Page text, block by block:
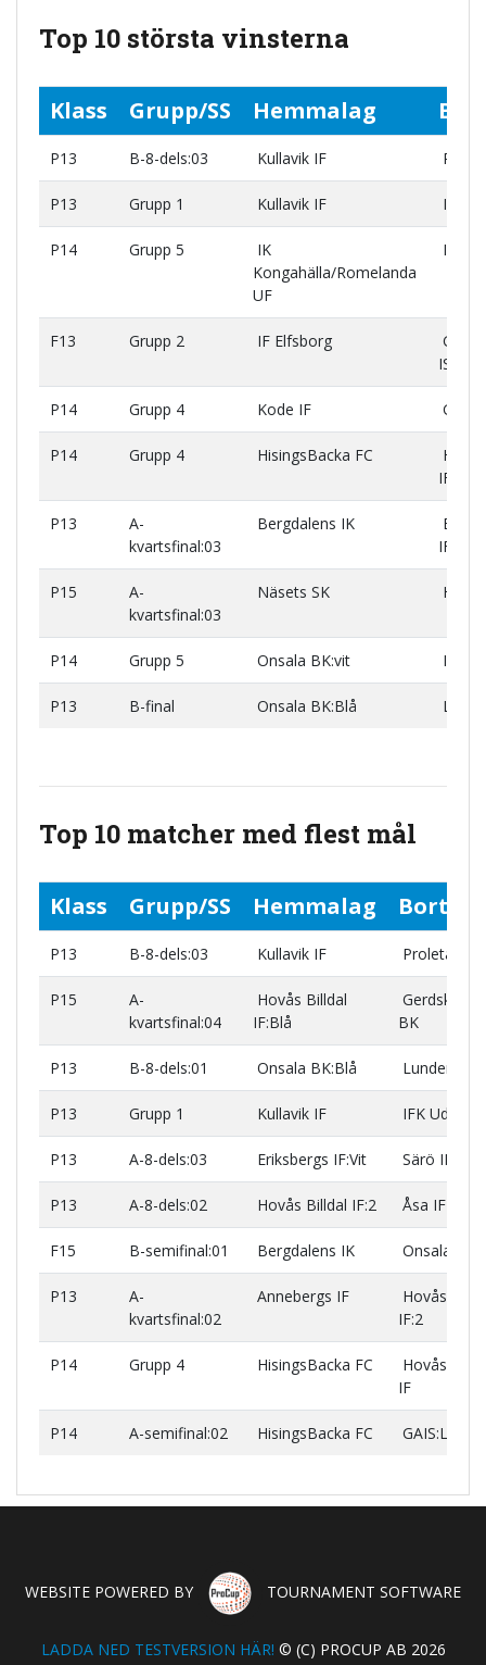
Top 10 största vinsterna
Klass Grupp/SS Hemmalag
P13 B-8-dels:03 Kullavik IF
P13 Grupp 1 Kullavik IF IFK
P14 Grupp 5
IK
Kongahälla/Romelanda
UF
IF
F13 Grupp 2 IF Elfsborg
IS:vit
P14 Grupp 4 Kode IF
P14 Grupp 4 HisingsBacka FC
IF
P13
A-
kvartsfinal:03
Bergdalens IK
IF:Vit
P15
A-
kvartsfinal:03
Näsets SK
P14 Grupp 5 Onsala BK:vit IF
P13 B-final Onsala BK:Blå
Top 10 matcher med flest mål
Klass Grupp/SS Hemmalag
P13 B-8-dels:03 Kullavik IF Proletären
P15
A-
kvartsfinal:04
Hovås Billdal
IF:Blå
Gerdskens
BK
P13 B-8-dels:01 Onsala BK:Blå Lunden
P13 Grupp 1 Kullavik IF IFK
P13 A-8-dels:03 Eriksbergs IF:Vit Särö IK
P13 A-8-dels:02 Hovås Billdal IF:2 Åsa IF
F15 B-semifinal:01 Bergdalens IK Onsala BK
P13
A-
kvartsfinal:02
Annebergs IF
Hovås
IF:2
P14 Grupp 4 HisingsBacka FC
Hovås
IF
P14 A-semifinal:02 HisingsBacka FC GAIS:Lag 2
WEBSITE POWERED BY TOURNAMENT SOFTWARE
LADDA NED TESTVERSION HÄR! © (C) PROCUP AB 2026